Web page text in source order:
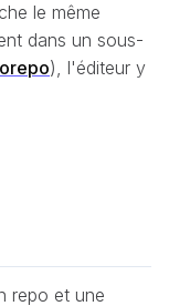
le même
dans un sous-
), l'éditeur y
repo et une